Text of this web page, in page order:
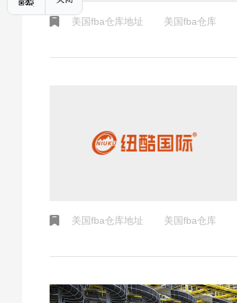
美国fba仓库地址 美国fba仓库
美国fba仓库地址 美国fba仓库